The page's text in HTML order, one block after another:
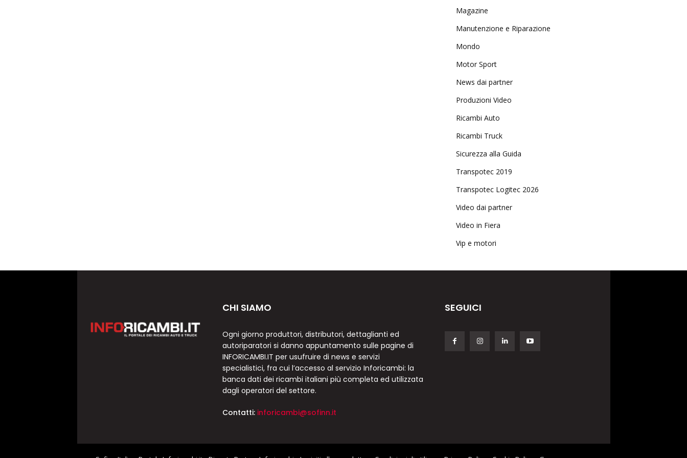
Magazine
Manutenzione e Riparazione
Mondo
Motor Sport
News dai partner
Produzioni Video
Ricambi Auto
Ricambi Truck
Sicurezza alla Guida
Transpotec 2019
Transpotec Logitec 2026
Video dai partner
Video in Fiera
Vip e motori
CHI SIAMO
Ogni giorno produttori, distributori, dettaglianti ed
autoriparatori si danno appuntamento sulle pagine di
INFORICAMBI.IT per usufruire di news e servizi
specialistici, fra cui l’accesso al servizio Inforicambi: la
banca dati dei ricambi italiani più completa ed utilizzata
dagli operatori del settore.
Contatti: inforicambi@sofinn.it
SEGUICI